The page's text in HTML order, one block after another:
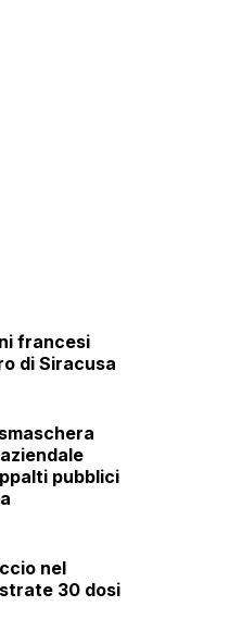
francesi
di Siracusa
pubblici
nel
30 dosi